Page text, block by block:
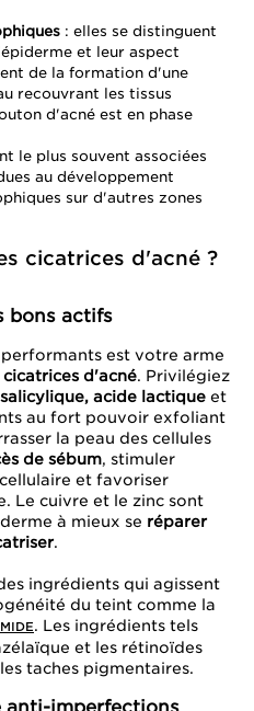
: elles se distinguent
et leur aspect
de la formation d'une
recouvrant les tissus
d'acné est en phase
le plus souvent associées
au développement
sur d'autres zones
cicatrices d'acné ?
bons actifs
est votre arme
d'acné. Privilégiez
acide lactique et
au fort pouvoir exfoliant
la peau des cellules
de sébum, stimuler
et favoriser
Le cuivre et le zinc sont
à mieux se réparer
.
ingrédients qui agissent
du teint comme la
. Les ingrédients tels
et les rétinoïdes
taches pigmentaires.
anti-imperfections